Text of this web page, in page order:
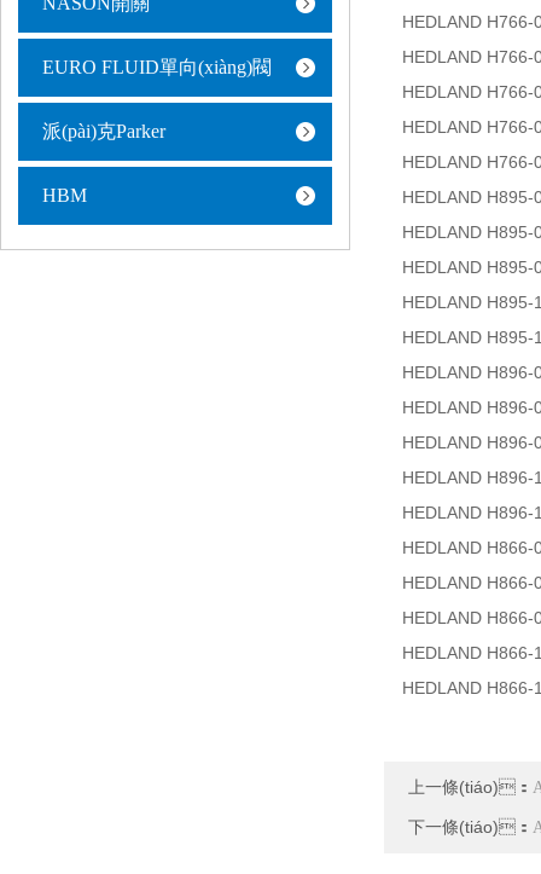
HEDLAND H766-
HEDLAND H766-
HEDLAND H766-
HEDLAND H766-
HEDLAND H766-
HEDLAND H895-
HEDLAND H895-
HEDLAND H895-
HEDLAND H895-
HEDLAND H895-
HEDLAND H896-
HEDLAND H896-
HEDLAND H896-
HEDLAND H896-
HEDLAND H896-
HEDLAND H866-
HEDLAND H866-
HEDLAND H866-
HEDLAND H866-
HEDLAND H866-
上一條(tiáo)：
下一條(tiáo)：
EURO FLUID單向(xiàng)閥
派(pài)克Parker
HBM